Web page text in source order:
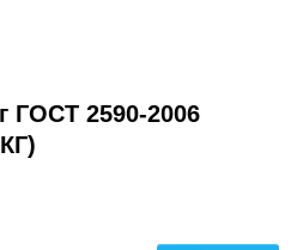
ГОСТ 2590-2006